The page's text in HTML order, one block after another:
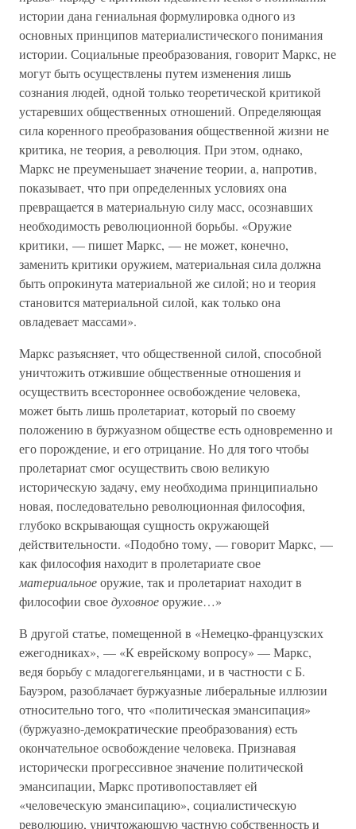
истории дана гениальная формулировка одного из
основных принципов материалистического понимания
истории. Социальные преобразования, говорит Маркс, не
могут быть осуществлены путем изменения лишь
сознания людей, одной только теоретической критикой
устаревших общественных отношений. Определяющая
сила коренного преобразования общественной жизни не
критика, не теория, а революция. При этом, однако,
Маркс не преуменьшает значение теории, а, напротив,
показывает, что при определенных условиях она
превращается в материальную силу масс, осознавших
необходимость революционной борьбы. «Оружие
критики, — пишет Маркс, — не может, конечно,
заменить критики оружием, материальная сила должна
быть опрокинута материальной же силой; но и теория
становится материальной силой, как только она
овладевает массами».
Маркс разъясняет, что общественной силой, способной
уничтожить отжившие общественные отношения и
осуществить всестороннее освобождение человека,
может быть лишь пролетариат, который по своему
положению в буржуазном обществе есть одновременно и
его порождение, и его отрицание. Но для того чтобы
пролетариат смог осуществить свою великую
историческую задачу, ему необходима принципиально
новая, последовательно революционная философия,
глубоко вскрывающая сущность окружающей
действительности. «Подобно тому, — говорит Маркс, —
как философия находит в пролетариате свое
материальноеоружие, так и пролетариат находит в
философии своедуховноеоружие…»
В другой статье, помещенной в «Немецко-французских
ежегодниках», — «К еврейскому вопросу» — Маркс,
ведя борьбу с младогегельянцами, и в частности с Б.
Бауэром, разоблачает буржуазные либеральные иллюзии
относительно того, что «политическая эмансипация»
(буржуазно-демократические преобразования) есть
окончательное освобождение человека. Признавая
исторически прогрессивное значение политической
эмансипации, Маркс противопоставляет ей
«человеческую эмансипацию», социалистическую
революцию, уничтожающую частную собственность и